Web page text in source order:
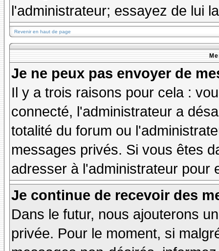
l'administrateur; essayez de lui
Revenir en haut de page
Je ne peux pas envoyer de
Il y a trois raisons pour cela :
connecté, l'administrateur a
totalité du forum ou
messages privés. Si vous êtes
adresser à l'administrateur pour
Je continue de recevoir des
Dans le futur, nous ajouterons
privée. Pour le moment, si